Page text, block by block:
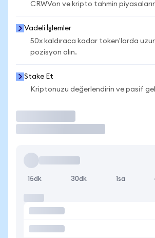
CRWVon ve kripto tahmin
Vadeli İşlemler
50x kaldıraca kadar token'larda
pozisyon alın.
Stake Et
Kriptonuzu değerlendirin ve pasif
15dk 30dk 1sa